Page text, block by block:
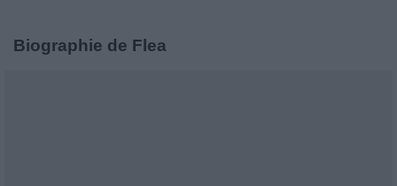
Biographie de Flea